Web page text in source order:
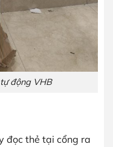
động VHB
đọc thẻ tại cổng ra